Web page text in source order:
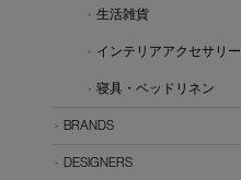
生活雑貨
インテリアアクセサリー
寝具・ベッドリネン
BRANDS
DESIGNERS